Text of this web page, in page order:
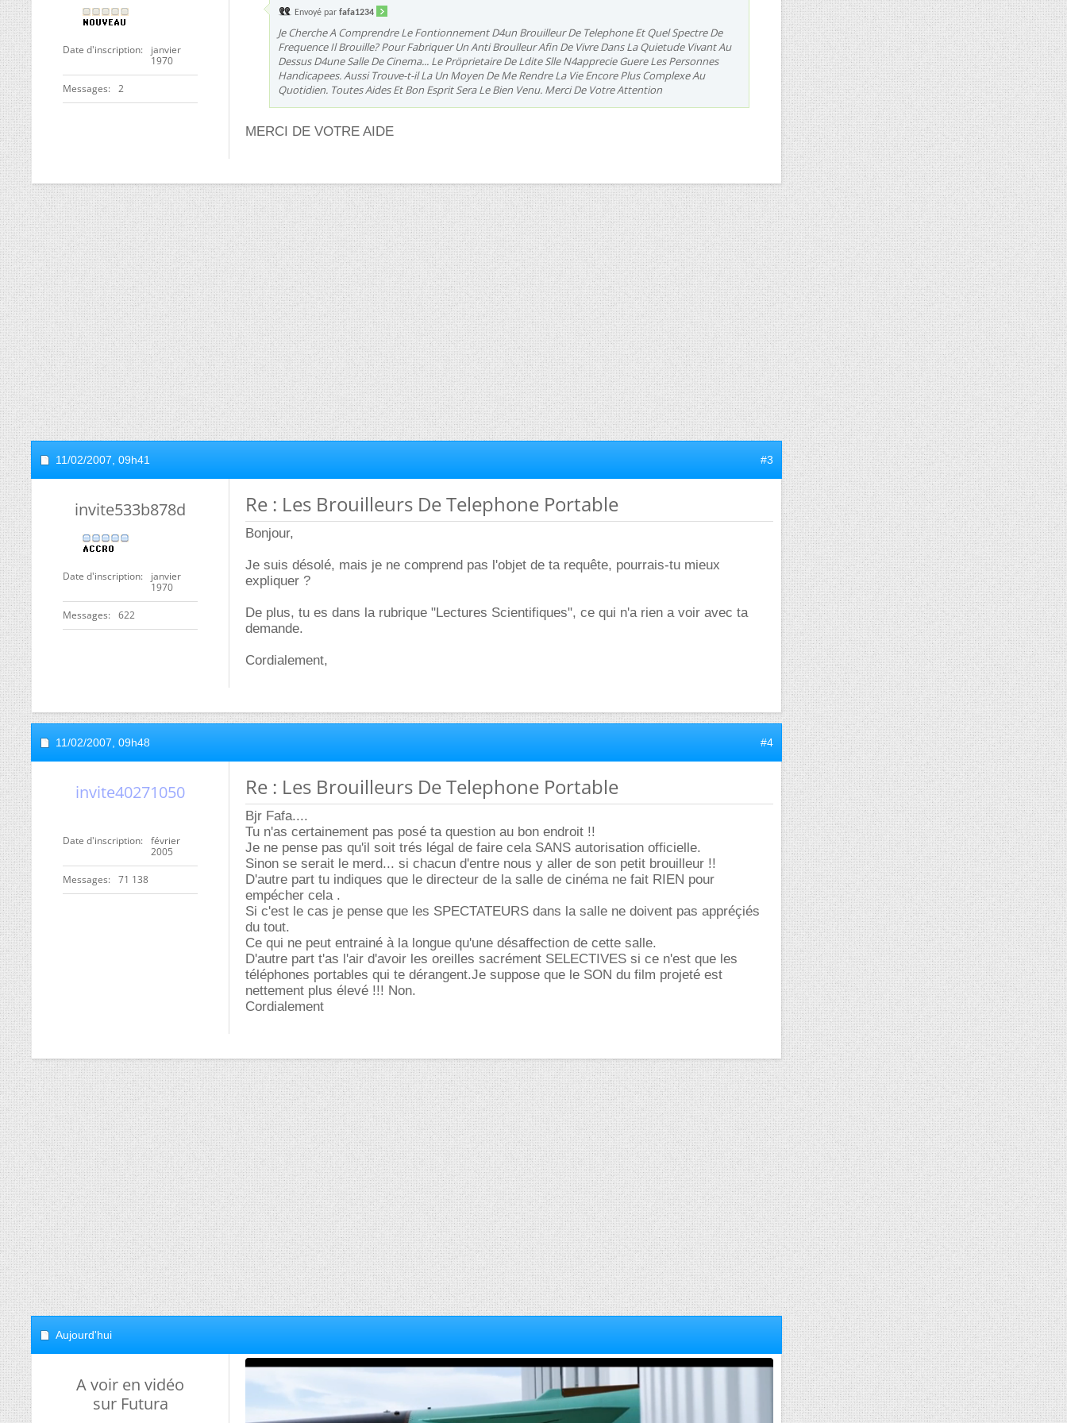
Date d'inscription
janvier
1970
Messages 2
Envoyé par fafa1234
Je Cherche A Comprendre Le Fontionnement D4un Brouilleur De Telephone Et Quel Spectre De
Frequence Il Brouille? Pour Fabriquer Un Anti Broulleur Afin De Vivre Dans La Quietude Vivant Au
Dessus D4une Salle De Cinema... Le Pröprietaire De Ldite Slle N4apprecie Guere Les Personnes
Handicapees. Aussi Trouve-t-il La Un Moyen De Me Rendre La Vie Encore Plus Complexe Au
Quotidien. Toutes Aides Et Bon Esprit Sera Le Bien Venu. Merci De Votre Attention
MERCI DE VOTRE AIDE
11/02/2007, 09h41 #3
invite533b878d
Date d'inscription
janvier
1970
Messages 622
Re : Les Brouilleurs De Telephone Portable
Bonjour,
Je suis désolé, mais je ne comprend pas l'objet de ta requête, pourrais-tu mieux
expliquer ?
De plus, tu es dans la rubrique "Lectures Scientifiques", ce qui n'a rien a voir avec ta
demande.
Cordialement,
11/02/2007, 09h48 #4
invite40271050
Date d'inscription
février
2005
Messages 71 138
Re : Les Brouilleurs De Telephone Portable
Bjr Fafa....
Tu n'as certainement pas posé ta question au bon endroit !!
Je ne pense pas qu'il soit trés légal de faire cela SANS autorisation officielle.
Sinon se serait le merd... si chacun d'entre nous y aller de son petit brouilleur !!
D'autre part tu indiques que le directeur de la salle de cinéma ne fait RIEN pour
empécher cela .
Si c'est le cas je pense que les SPECTATEURS dans la salle ne doivent pas appréçiés
du tout.
Ce qui ne peut entrainé à la longue qu'une désaffection de cette salle.
D'autre part t'as l'air d'avoir les oreilles sacrément SELECTIVES si ce n'est que les
téléphones portables qui te dérangent.Je suppose que le SON du film projeté est
nettement plus élevé !!! Non.
Cordialement
Aujourd'hui
A voir en vidéo
sur Futura